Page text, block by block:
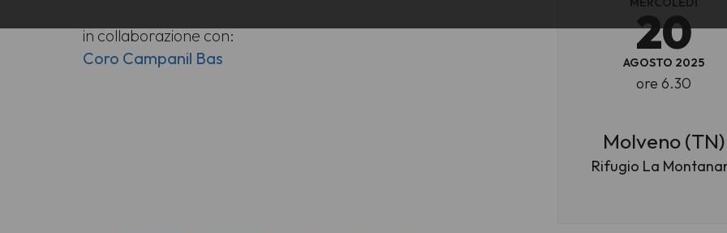
in collaborazione con:
Coro Campanil Bas
20
AGOSTO 2025
ore 6.30
Molveno (TN)
Rifugio La